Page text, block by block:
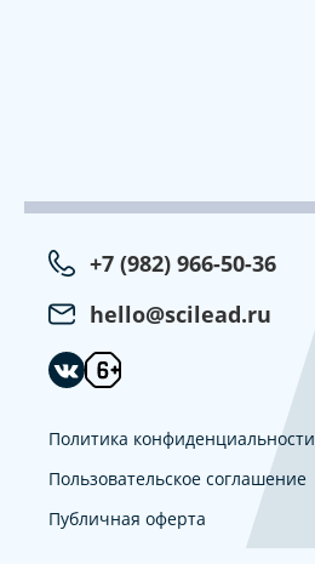
+7 (982) 966-50-36
hello@scilead.ru
Политика конфиденциальности
Пользовательское соглашение
Публичная оферта